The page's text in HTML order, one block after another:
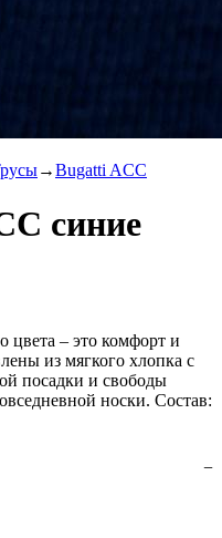
Bugatti ACC
синие
– это комфорт и
из мягкого хлопка с
посадки и свободы
носки. Состав: